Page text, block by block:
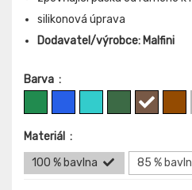
silikonová úprava
Dodavatel/výrobce: Malfini
Barva :
Materiál :
100 % bavlna
85 %